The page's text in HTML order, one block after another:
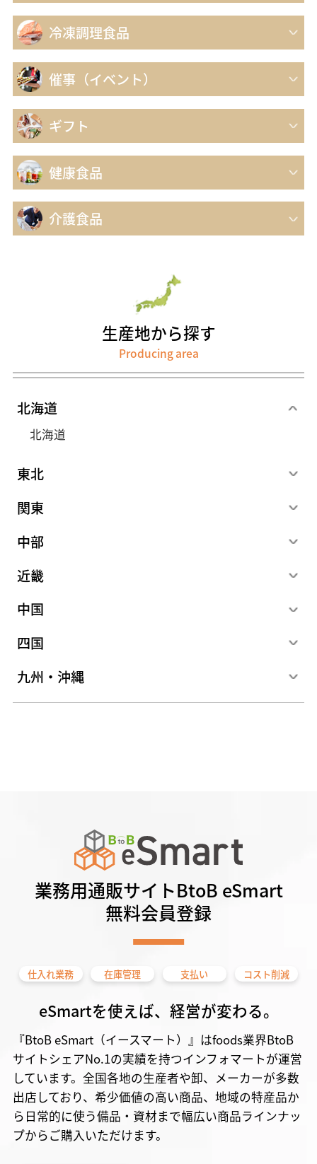
冷凍調理食品
催事（イベント）
ギフト
健康食品
介護食品
生産地から探す
Producing area
北海道
北海道
東北
関東
中部
近畿
中国
四国
九州・沖縄
業務用通販サイトBtoB eSmart
無料会員登録
仕入れ業務 在庫管理 支払い コスト削減
eSmartを使えば、経営が変わる。
『BtoB eSmart（イースマート）』はfoods業界BtoB
サイトシェアNo.1の実績を持つインフォマートが運営
しています。全国各地の生産者や卸、メーカーが多数
出店しており、希少価値の高い商品、地域の特産品か
ら日常的に使う備品・資材まで幅広い商品ラインナッ
プからご購入いただけます。